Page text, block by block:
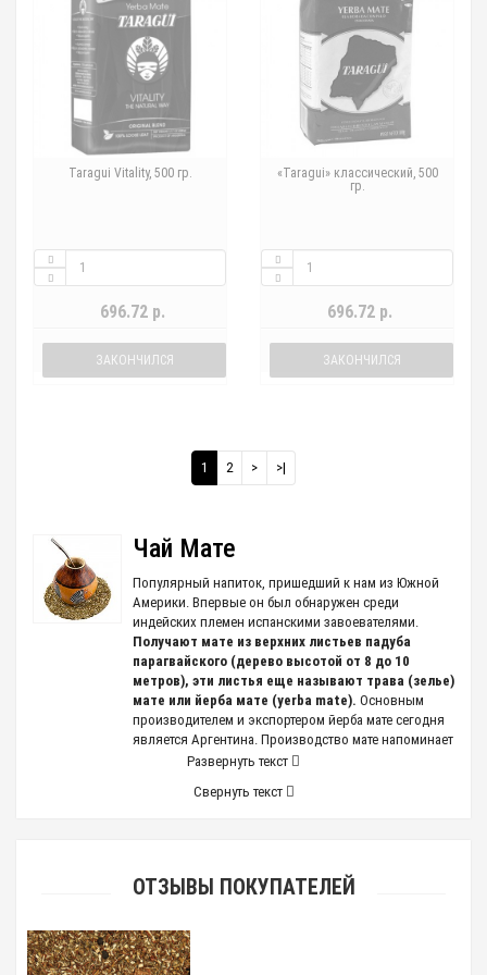
Taragui Vitality, 500 гр.
696.72 р.
ЗАКОНЧИЛСЯ
«Taragui» классический, 500
гр.
696.72 р.
ЗАКОНЧИЛСЯ
1 2 > >|
Чай Мате
Популярный напиток, пришедший к нам из Южной
Америки. Впервые он был обнаружен среди
индейских племен испанскими завоевателями.
Получают мате из верхних листьев падуба
парагвайского (дерево высотой от 8 до 10
метров), эти листья еще называют трава (зелье)
мате или йерба мате (yerba mate). Основным
производителем и экспортером йерба мате сегодня
является Аргентина. Производство мате напоминает
производство чая, оно также состоит из этапов
выдержки. Кроме всего прочего, употребление мате
высушенной тыквы) и бомбилья (трубочка с
фильтром).
Йерба мате
Напиток, обладает множеством полезных свойств.
Развернуть текст
Свернуть текст
ОТЗЫВЫ ПОКУПАТЕЛЕЙ